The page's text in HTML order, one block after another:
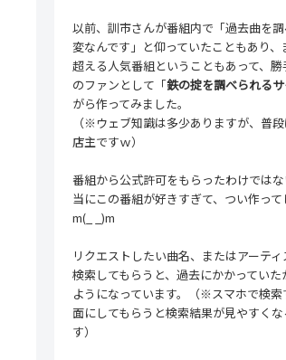
以前、訓市さんが番組内で「過去曲を
変なんです」と仰っていたこともあり
超える人気番組ということもあって、
のファンとして「鉄の掟を調べられる
がら作ってみました。
（※ウェブ知識は多少ありますが、普
店主ですｗ）
番組から公式許可をもらったわけでは
当にこの番組が好きすぎて、つい作っ
m(_ _)m
リクエストしたい曲名、またはアーテ
検索してもらうと、過去にかかっていた
ようになっています。（※スマホで検
面にしてもらうと検索結果が見やすく
す）